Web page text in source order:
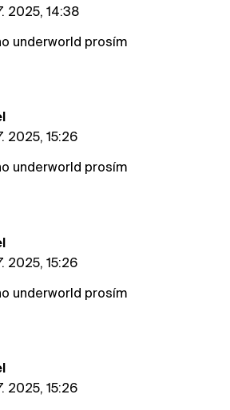
2025, 14:38
underworld prosím
2025, 15:26
underworld prosím
2025, 15:26
underworld prosím
2025, 15:26